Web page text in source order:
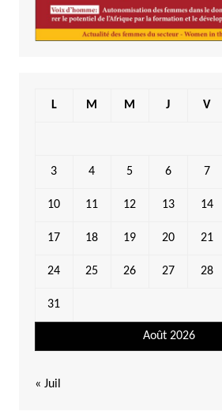
Août 2026
L M M J V
3 4 5 6 7
10 11 12 13 14
17 18 19 20 21
24 25 26 27 28
31
« Juil